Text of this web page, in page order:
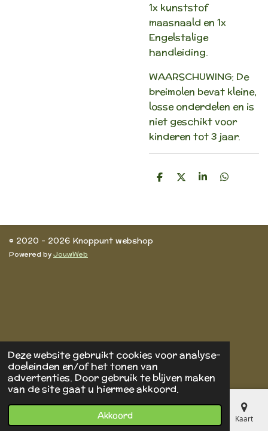
Deze website gebruikt cookies voor analyse-
doeleinden en/of het tonen van
advertenties. Door gebruik te blijven maken
van de site gaat u hiermee akkoord.
Akkoord
1x kunststof
maasnaald en 1x
Engelstalige
handleiding.
WAARSCHUWING: De
breimolen bevat kleine,
losse onderdelen en is
niet geschikt voor
kinderen tot 3 jaar.
D
D
S
D
© 2020 - 2026 Knoppunt webshop
Powered byJouwWeb
Telefoonnummer Kaart